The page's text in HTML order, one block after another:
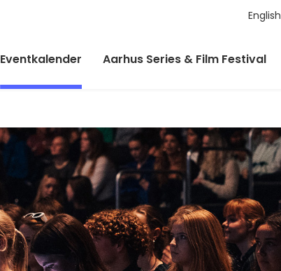
English
Eventkalender Aarhus Series & Film Festival